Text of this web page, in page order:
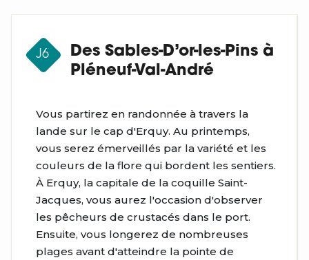
J6
Des Sables-D’or-les-Pins à
Pléneuf-Val-André
Vous partirez en randonnée à travers la
lande sur le cap d'Erquy. Au printemps,
vous serez émerveillés par la variété et les
couleurs de la flore qui bordent les sentiers.
À Erquy, la capitale de la coquille Saint-
Jacques, vous aurez l'occasion d'observer
les pêcheurs de crustacés dans le port.
Ensuite, vous longerez de nombreuses
plages avant d'atteindre la pointe de